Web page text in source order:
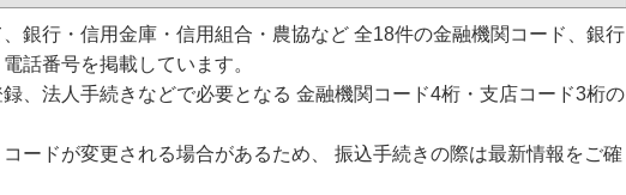
銀行・信用金庫・信用組合・農協など 全18件の金融機関コード、銀行
話番号を掲載しています。
、法人手続きなどで必要となる 金融機関コード4桁・支店コード3桁の
ードが変更される場合があるため、 振込手続きの際は最新情報をご確